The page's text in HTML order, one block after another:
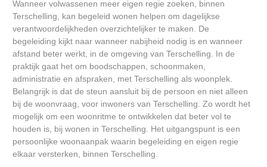
Wanneer volwassenen meer eigen regie zoeken, binnen
Terschelling, kan begeleid wonen helpen om dagelijkse
verantwoordelijkheden overzichtelijker te maken. De
begeleiding kijkt naar wanneer nabijheid nodig is en wanneer
afstand beter werkt, in de omgeving van Terschelling. In de
praktijk gaat het om boodschappen, schoonmaken,
administratie en afspraken, met Terschelling als woonplek.
Belangrijk is dat de steun aansluit bij de persoon en niet alleen
bij de woonvraag, voor inwoners van Terschelling. Zo wordt het
mogelijk om een woonritme te ontwikkelen dat beter vol te
houden is, bij wonen in Terschelling. Het uitgangspunt is een
persoonlijke woonaanpak waarin begeleiding en eigen regie
elkaar versterken, binnen Terschelling.